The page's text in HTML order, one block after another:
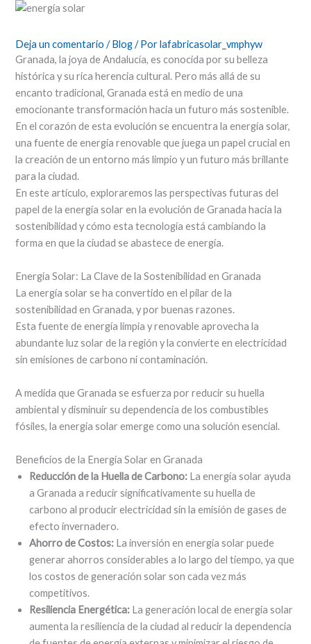
Deja un comentario /Blog/ Porlafabricasolar_vmphyw
Granada, la joya de Andalucía, es conocida por su belleza
histórica y su rica herencia cultural. Pero más allá de su
encanto tradicional, Granada está en medio de una
emocionante transformación hacia un futuro más sostenible.
En el corazón de esta evolución se encuentra la energía solar,
una fuente de energía renovable que juega un papel crucial en
la creación de un entorno más limpio y un futuro más brillante
para la ciudad.
En este artículo, exploraremos las perspectivas futuras del
papel de la energía solar en la evolución de Granada hacia la
sostenibilidad y cómo esta tecnología está cambiando la
forma en que la ciudad se abastece de energía.
Energía Solar: La Clave de la Sostenibilidad en Granada
La energía solar se ha convertido en el pilar de la
sostenibilidad en Granada, y por buenas razones.
Esta fuente de energía limpia y renovable aprovecha la
abundante luz solar de la región y la convierte en electricidad
sin emisiones de carbono ni contaminación.
A medida que Granada se esfuerza por reducir su huella
ambiental y disminuir su dependencia de los combustibles
fósiles, la energía solar emerge como una solución esencial.
Beneficios de la Energía Solar en Granada
Reducción de la Huella de Carbono: La energía solar ayuda
a Granada a reducir significativamente su huella de
carbono al producir electricidad sin la emisión de gases de
efecto invernadero.
Ahorro de Costos: La inversión en energía solar puede
generar ahorros considerables a lo largo del tiempo, ya que
los costos de generación solar son cada vez más
competitivos.
Resiliencia Energética: La generación local de energía solar
aumenta la resiliencia de la ciudad al reducir la dependencia